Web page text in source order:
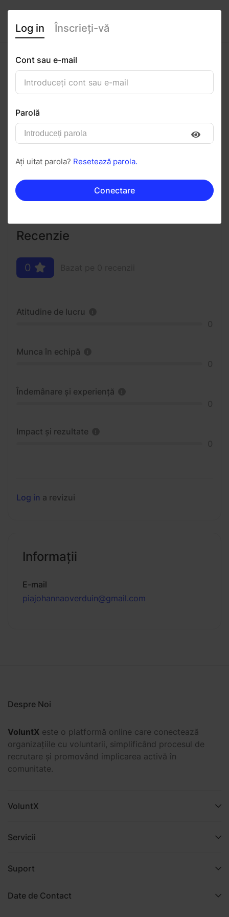
Pia Overduin
Urmăriți Salvați în PDF
Invitați Mesaj
Recenzie
0
Atitudine de lucru
Munca în echipă
Îndemânare și experiență
Impact și rezultate
Log in a revizui
Informaţii
E-mail
piajohannaoverduin@gmail.com
Despre Noi
VoluntX este o platformă online care conectează
organizațiile cu voluntarii, simplificând procesul de
recrutare și promovând implicarea activă în
comunitate.
VoluntX
Servicii
Suport
Date de Contact
Log in Înscrieți-vă
Cont sau e-mail
Parolă
Ați uitat parola? Resetează parola.
Conectare